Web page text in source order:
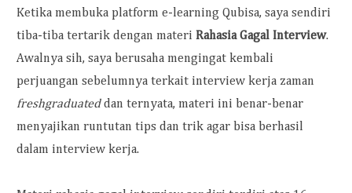
Ketika membuka platform e-learning Qubisa, saya sendiri
tiba-tiba tertarik dengan materiRahasia Gagal Interview.
Awalnya sih, saya berusaha mengingat kembali
perjuangan sebelumnya terkait interview kerja zaman
freshgraduateddan ternyata, materi ini benar-benar
menyajikan runtutan tips dan trik agar bisa berhasil
dalam interview kerja.